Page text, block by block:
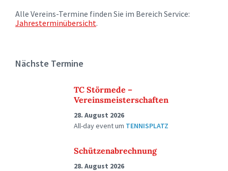
Alle Vereins-Termine finden Sie im Bereich Service:
Jahresterminübersicht.
Nächste Termine
TC Störmede –
Vereinsmeisterschaften
28. August 2026
All-day eventum TENNISPLATZ
Schützenabrechnung
28. August 2026